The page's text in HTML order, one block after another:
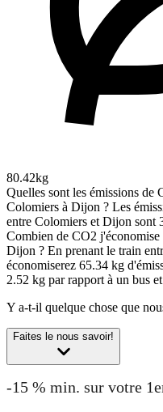
80.42kg
Quelles sont les émissions de
Colomiers à Dijon ? Les
entre Colomiers et Dijon sont
Combien de CO2
Dijon ? En prenant le train
économiserez 65.34 kg
2.52 kg par rapport à un bus
Y a-t-il quelque chose que
Faites le nous savoir!
-15 % min. sur votre